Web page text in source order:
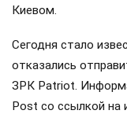
Киевом.
Сегодня стало
отказались
ЗРК Patriot.
Post со ссылкой на